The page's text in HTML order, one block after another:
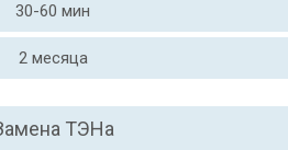
30-60 мин
2 месяца
ТЭНа